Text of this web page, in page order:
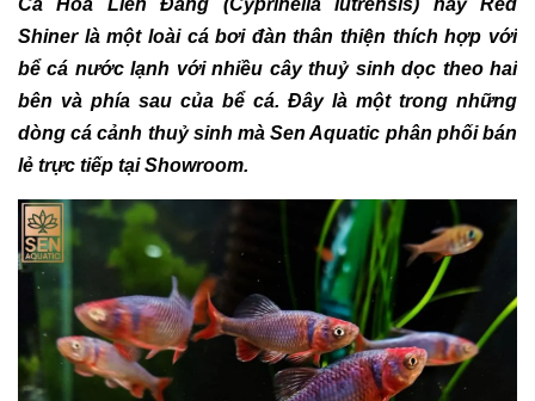
Cá Hỏa Liên Đăng (Cyprinella lutrensis) hay Red
Shiner là một loài cá bơi đàn thân thiện thích hợp với
bể cá nước lạnh với nhiều cây thuỷ sinh dọc theo hai
bên và phía sau của bể cá. Đây là một trong những
dòng cá cảnh thuỷ sinh mà Sen Aquatic phân phối bán
lẻ trực tiếp tại Showroom.